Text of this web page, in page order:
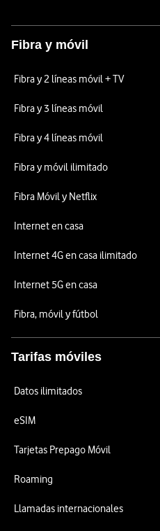
Fibra y móvil
Fibra y 2 líneas móvil + TV
Fibra y 3 líneas móvil
Fibra y 4 líneas móvil
Fibra y móvil ilimitado
Fibra Móvil y Netflix
Internet en casa
Internet 4G en casa ilimitado
Internet 5G en casa
Fibra, móvil y fútbol
Tarifas móviles
Datos ilimitados
eSIM
Tarjetas Prepago Móvil
Roaming
Llamadas internacionales